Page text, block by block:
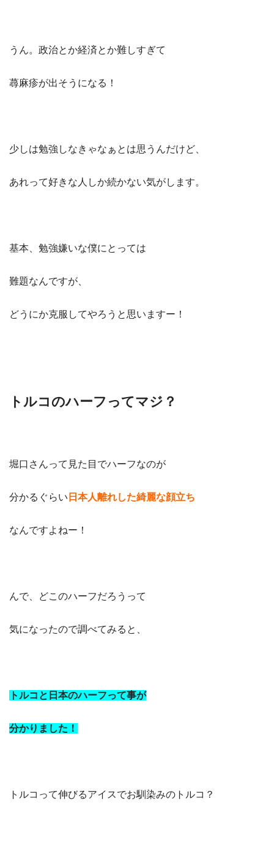
うん。政治とか経済とか難しすぎて
蕁麻疹が出そうになる！
少しは勉強しなきゃなぁとは思うんだけど、
あれって好きな人しか続かない気がします。
基本、勉強嫌いな僕にとっては
難題なんですが、
どうにか克服してやろうと思いますー！
トルコのハーフってマジ？
堀口さんって見た目でハーフなのが
分かるぐらい 日本人離れした綺麗な顔立ち
なんですよねー！
んで、どこのハーフだろうって
気になったので調べてみると、
トルコと日本のハーフって事が
分かりました！
トルコって伸びるアイスでお馴染みのトルコ？